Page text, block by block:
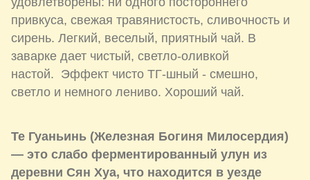
привкуса, свежая травянистость, сливочность и
сирень. Легкий, веселый, приятный чай. В
заварке дает чистый, светло-оливкой
настой. Эффект чисто ТГ-шный - смешно,
светло и немного лениво. Хороший чай.
Те Гуаньинь (Железная Богиня Милосердия)
— это слабо ферментированный улун из
деревни Сян Хуа, что находится в уезде